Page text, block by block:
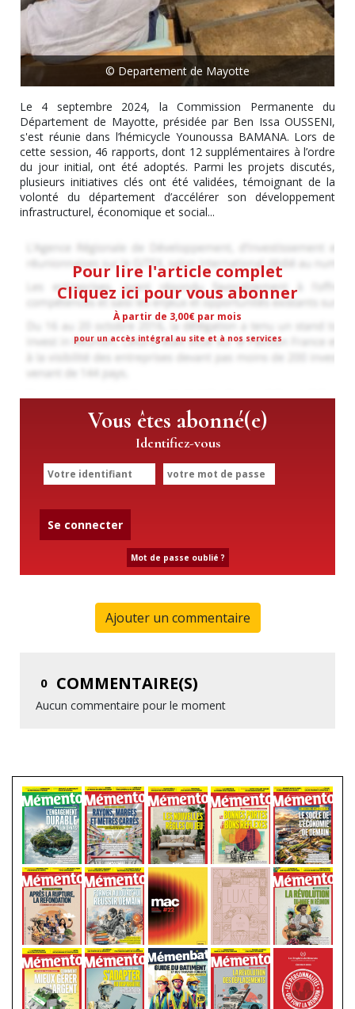
© Departement de Mayotte
Le 4 septembre 2024, la Commission Permanente du
Département de Mayotte, présidée par Ben Issa OUSSENI,
s'est réunie dans l’hémicycle Younoussa BAMANA. Lors de
cette session, 46 rapports, dont 12 supplémentaires à l’ordre
du jour initial, ont été adoptés. Parmi les projets discutés,
plusieurs initiatives clés ont été validées, témoignant de la
volonté du département d’accélérer son développement
infrastructurel, économique et social...
Pour lire l'article complet
Cliquez ici pour vous abonner
À partir de 3,00€ par mois
pour un accès intégral au site et à nos services
Vous êtes abonné(e)
Identifiez-vous
Se connecter
Mot de passe oublié ?
Ajouter un commentaire
0 COMMENTAIRE(S)
Aucun commentaire pour le moment